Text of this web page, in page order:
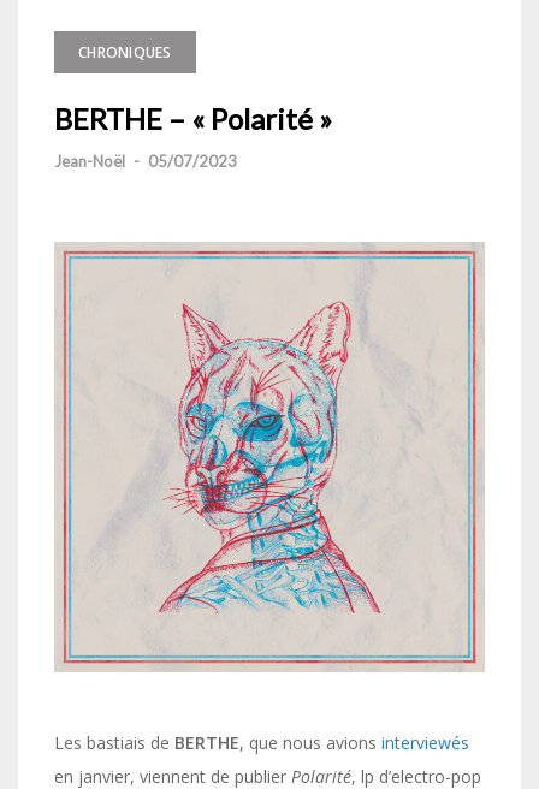
CHRONIQUES
BERTHE – « Polarité »
Jean-Noël - 05/07/2023
Les bastiais de BERTHE, que nous avions interviewés
en janvier, viennent de publier Polarité, lp d’electro-pop